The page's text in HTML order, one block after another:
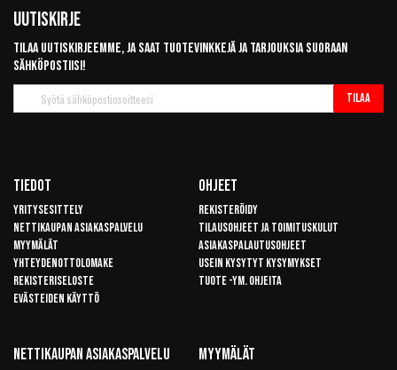
Uutiskirje
Tilaa uutiskirjeemme, ja saat tuotevinkkejä ja tarjouksia suoraan
sähköpostiisi!
uutiskirje
Tilaa
Tiedot
Yritysesittely
Nettikaupan asiakaspalvelu
Myymälät
Yhteydenottolomake
Rekisteriseloste
Evästeiden käyttö
Ohjeet
Rekisteröidy
Tilausohjeet ja toimituskulut
Asiakaspalautusohjeet
Usein kysytyt kysymykset
Tuote -ym. ohjeita
Nettikaupan Asiakaspalvelu Myymälät